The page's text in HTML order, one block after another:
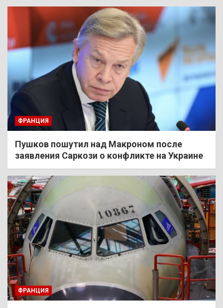
ФРАНЦИЯ
Пушков пошутил над Макроном после
заявления Саркози о конфликте на Украине
ФРАНЦИЯ